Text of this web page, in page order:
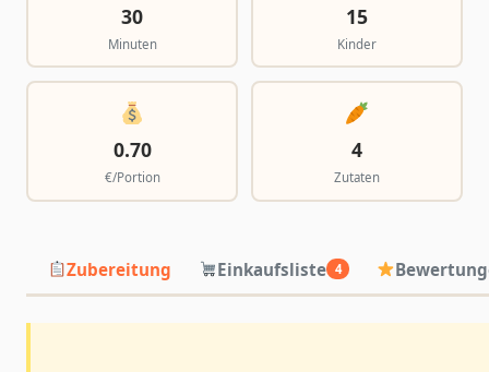
30
Minuten
15
Kinder
0.70
€/Portion
4
Zutaten
Zubereitung Einkaufsliste 4